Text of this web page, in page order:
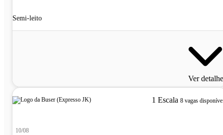
Semi-leito
Ver
1 Escala 8 vagas
10/08